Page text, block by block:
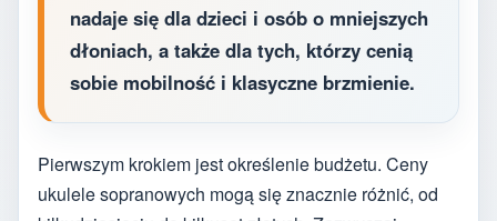
nadaje się dla dzieci i osób o mniejszych
dłoniach, a także dla tych, którzy cenią
sobie mobilność i klasyczne brzmienie.
Pierwszym krokiem jest określenie budżetu. Ceny
ukulele sopranowych mogą się znacznie różnić, od